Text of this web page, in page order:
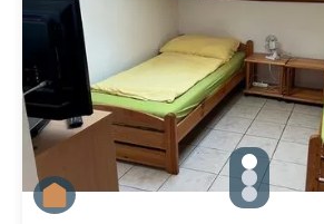
Zu Slide
Zu Slide
Zu Slide 3